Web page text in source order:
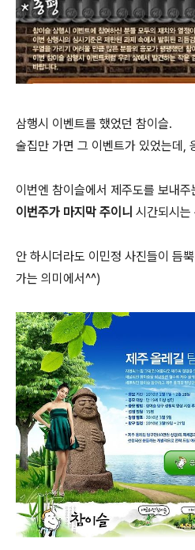
삼행시 이벤트를 했었던 참이슬.
술집만 가면 그 이벤트가 있었는데,
이번엔 참이슬에서 제주도를 보내
이번주가 마지막 주이니 시간되시는
안 하시더라도 이민정 사진들이 듬
가는 의미에서^^)